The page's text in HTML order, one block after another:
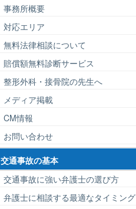
事務所概要
対応エリア
無料法律相談について
賠償額無料診断サービス
整形外科・接骨院の先生へ
メディア掲載
CM情報
お問い合わせ
交通事故の基本
交通事故に強い弁護士の選び方
弁護士に相談する最適なタイミング